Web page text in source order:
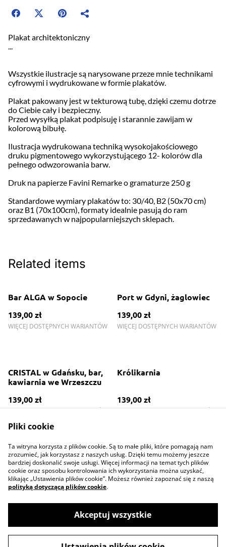
Plakat architektoniczny
...
Wszystkie ilustracje są narysowane przeze mnie technikami
cyfrowymi i wydrukowane w formie plakatów.
Plakat pakowany jest w tekturową tubę, dzięki czemu dotrze
do Ciebie cały i bezpieczny.
Przed wysyłką plakat podpisuję i starannie zawijam w
kolorową bibułę.
Ilustracja wydrukowana techniką wysokojakościowego
druku pigmentowego wykorzystującego 12- kolorów dla
pełnego odwzorowania barw.
Druk na papierze Favini Remarke o gramaturze 250 g
Standardowe wymiary plakatów to: 30/40, B2 (50x70 cm)
oraz B1 (70x100cm), formaty idealnie pasują do ram
sprzedawanych w najpopularniejszych sklepach.
Related items
Bar ALGA w Sopocie
139,00 zł
WIĘCEJ DOSTĘPNYCH WARIANTÓW
Port w Gdyni, żaglowiec
139,00 zł
WIĘCEJ DOSTĘPNYCH WARIANTÓW
CRISTAL w Gdańsku, bar,
kawiarnia we Wrzeszczu
139,00 zł
WIĘCEJ DOSTĘPNYCH WARIANTÓW
Królikarnia
139,00 zł
WIĘCEJ DOSTĘPNYCH WARIANTÓW
Contact Us
Privacy Policy
Cookie Policy
Pliki cookie
Ta witryna korzysta z plików cookie. Są to małe pliki, które pomagają nam
zrozumieć, jak korzystasz z naszych usług. Dzięki temu możemy jeszcze
bardziej doskonalić swoje usługi. Więcej informacji na temat tych plików
cookie oraz sposobu kontrolowania ich wykorzystania można uzyskać,
klikając „Ustawienia plików cookie”. Możesz również zapoznać się z naszą
polityką dotyczącą plików cookie.
Akceptuj wszystkie